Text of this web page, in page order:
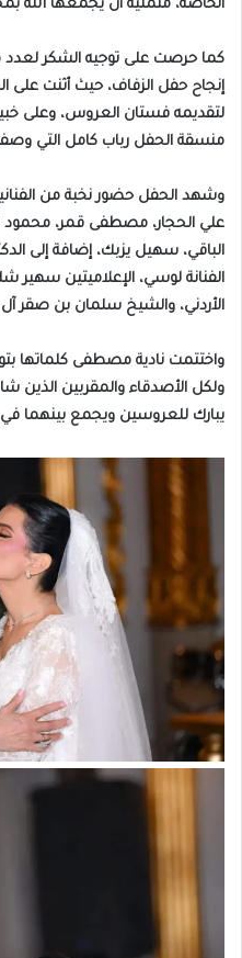
الخاصة، متمنية أن يجمعها الله
كما حرصت على توجيه الشكر لعدد
إنجاح حفل الزفاف، حيث أثنت على
لتقديمه فستان العروس، وعلى
منسقة الحفل رباب كامل التي
وشهد الحفل حضور نخبة من
علي الحجار، مصطفى قمر، محمود
الباقي، سهيل يزبك، إضافة إلى
الفنانة لوسي، الإعلاميتين سهير
الأردني، والشيخ سلمان بن صقر
واختتمت نادية مصطفى كلماتها
ولكل الأصدقاء والمقربين الذين
يبارك للعروسين ويجمع بينهما